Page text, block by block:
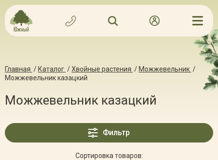
Главная / Каталог /Хвойные растения / Можжевельник /
Можжевельник казацкий
Можжевельник казацкий
Фильтр
Сортировка товаров: